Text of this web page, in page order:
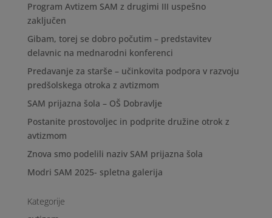
Program Avtizem SAM z drugimi III uspešno
zaključen
Gibam, torej se dobro počutim – predstavitev
delavnic na mednarodni konferenci
Predavanje za starše – učinkovita podpora v razvoju
predšolskega otroka z avtizmom
SAM prijazna šola – OŠ Dobravlje
Postanite prostovoljec in podprite družine otrok z
avtizmom
Znova smo podelili naziv SAM prijazna šola
Modri SAM 2025- spletna galerija
Kategorije